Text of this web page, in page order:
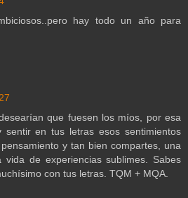
hay todo un año para
que fuesen los míos, por esa
sentir en tus letras esos sentimientos
y tan bien compartes, una
de experiencias sublimes. Sabes
con tus letras. TQM + MQA.